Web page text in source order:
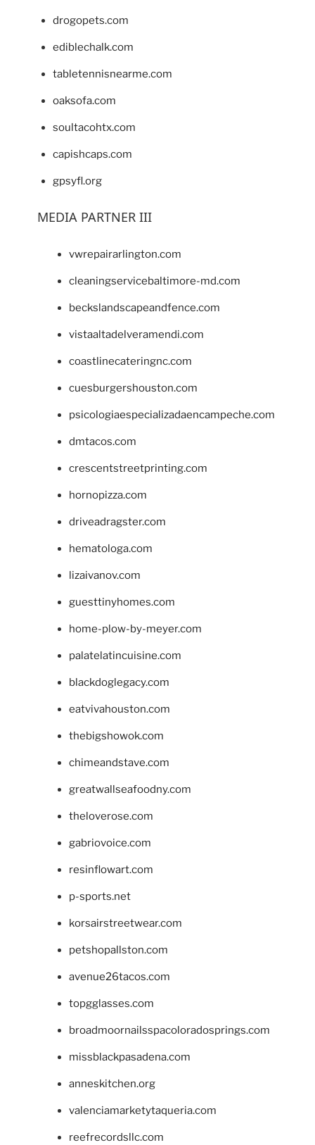
drogopets.com
ediblechalk.com
tabletennisnearme.com
oaksofa.com
soultacohtx.com
capishcaps.com
gpsyfl.org
MEDIA PARTNER III
vwrepairarlington.com
cleaningservicebaltimore-md.com
beckslandscapeandfence.com
vistaaltadelveramendi.com
coastlinecateringnc.com
cuesburgershouston.com
psicologiaespecializadaencampeche.com
dmtacos.com
crescentstreetprinting.com
hornopizza.com
driveadragster.com
hematologa.com
lizaivanov.com
guesttinyhomes.com
home-plow-by-meyer.com
palatelatincuisine.com
blackdoglegacy.com
eatvivahouston.com
thebigshowok.com
chimeandstave.com
greatwallseafoodny.com
theloverose.com
gabriovoice.com
resinflowart.com
p-sports.net
korsairstreetwear.com
petshopallston.com
avenue26tacos.com
topgglasses.com
broadmoornailsspacoloradosprings.com
missblackpasadena.com
anneskitchen.org
valenciamarketytaqueria.com
reefrecordsllc.com